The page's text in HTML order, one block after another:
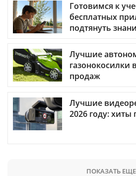
Готовимся к
бесплатных
подтянуть
Лучшие
газонокосилки
продаж
Лучшие
2026 году: хиты
ПОКАЗАТЬ ЕЩЕ